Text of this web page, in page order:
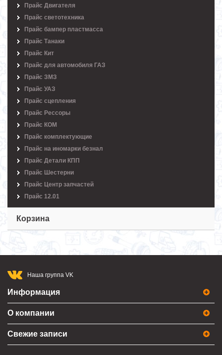
Прайс Двигателя
Прайс светотехника
Прайс бампер пластмасса
Прайс Танаки
Прайс Кит
Прайс для автомобиля ГАЗ
Прайс ЗМЗ
Прайс УАЗ
Прайс сцепления
Прайс Рессоры
Прайс КОМ
Прайс комплектующие
Прайс на иномарки безнал
Прайс Детали КПП
Прайс Шестерни
Прайс Центр запчастей
Прайс 12.01
Корзина
Наша группа VK
Информация
О компании
Свежие записи